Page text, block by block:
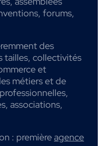
forums,
des
tailles, collectivités
et
métiers et de
associations,
: premièreagence